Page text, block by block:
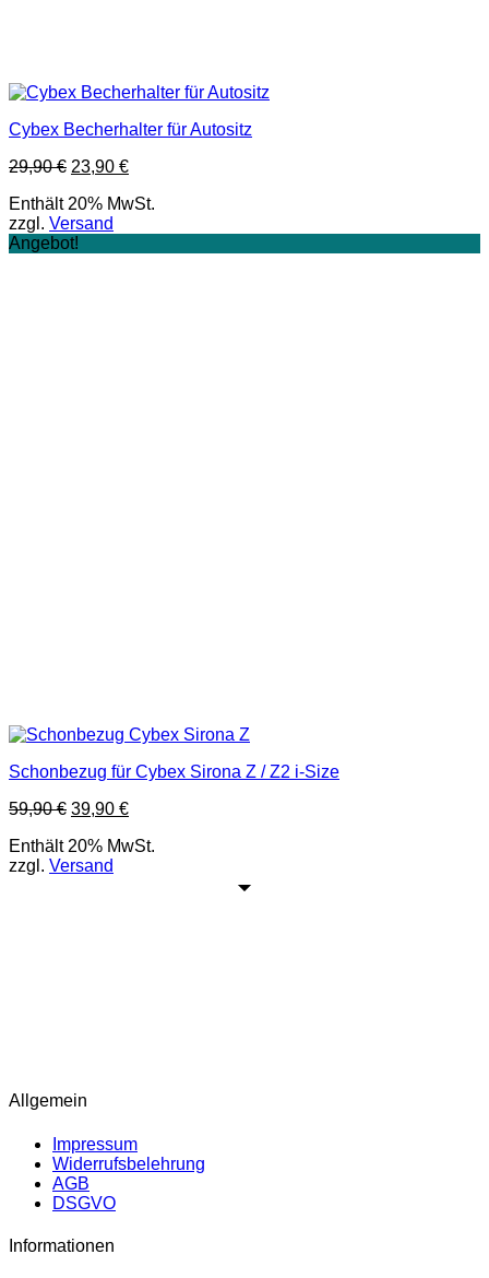
Cybex Becherhalter für Autositz
29,90€ Ursprünglicher
war:
29,90 €
23,90 €Aktueller
ist:
Enthält 20% MwSt.
zzgl. Versand
Angebot!
Schonbezug für Cybex Sirona Z / Z2 i-Size
59,90€ Ursprünglicher
war:
59,90 €
39,90 €Aktueller
ist:
Enthält 20% MwSt.
zzgl. Versand
Allgemein
Impressum
Widerrufsbelehrung
AGB
DSGVO
Informationen